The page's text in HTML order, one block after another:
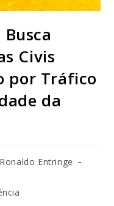
Busca
Civis
por Tráfico
da
Entringe